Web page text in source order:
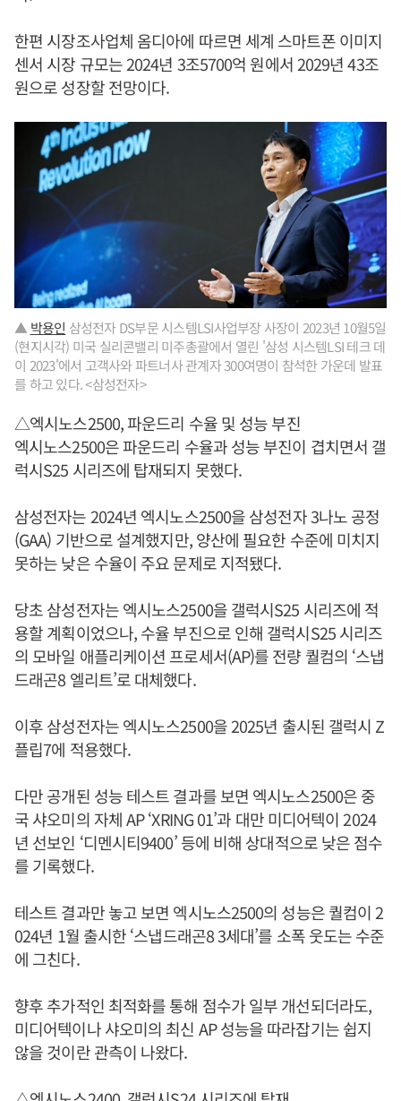
한편 시장조사업체 옴디아에 따르면 세계 스마트폰 이미지
센서 시장 규모는 2024년 3조5700억 원에서 2029년 43조
원으로 성장할 전망이다.
▲ 박용인 삼성전자 DS부문 시스템LSI사업부장 사장이 2023년 10월5일
(현지시각) 미국 실리콘밸리 미주총괄에서 열린 '삼성 시스템LSI 테크 데
이 2023'에서 고객사와 파트너사 관계자 300여명이 참석한 가운데 발표
를 하고 있다. <삼성전자>
△엑시노스2500, 파운드리 수율 및 성능 부진
엑시노스2500은 파운드리 수율과 성능 부진이 겹치면서 갤
럭시S25 시리즈에 탑재되지 못했다.
삼성전자는 2024년 엑시노스2500을 삼성전자 3나노 공정
(GAA) 기반으로 설계했지만, 양산에 필요한 수준에 미치지
못하는 낮은 수율이 주요 문제로 지적됐다.
당초 삼성전자는 엑시노스2500을 갤럭시S25 시리즈에 적
용할 계획이었으나, 수율 부진으로 인해 갤럭시S25 시리즈
의 모바일 애플리케이션 프로세서(AP)를 전량 퀄컴의 ‘스냅
드래곤8 엘리트’로 대체했다.
이후 삼성전자는 엑시노스2500을 2025년 출시된 갤럭시 Z
플립7에 적용했다.
다만 공개된 성능 테스트 결과를 보면 엑시노스2500은 중
국 샤오미의 자체 AP ‘XRING 01’과 대만 미디어텍이 2024
년 선보인 ‘디멘시티9400’ 등에 비해 상대적으로 낮은 점수
를 기록했다.
테스트 결과만 놓고 보면 엑시노스2500의 성능은 퀄컴이 2
024년 1월 출시한 ‘스냅드래곤8 3세대’를 소폭 웃도는 수준
에 그친다.
향후 추가적인 최적화를 통해 점수가 일부 개선되더라도,
미디어텍이나 샤오미의 최신 AP 성능을 따라잡기는 쉽지
않을 것이란 관측이 나왔다.